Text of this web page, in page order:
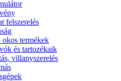
felszerelés
okos termékek
és tartozékaik
villanyszerelés